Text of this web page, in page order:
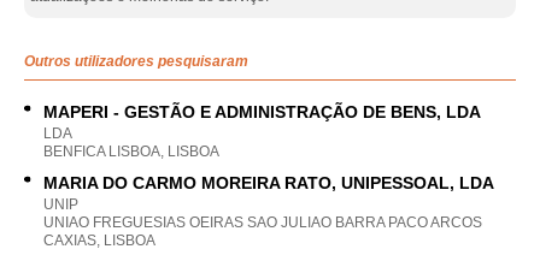
Outros utilizadores pesquisaram
MAPERI - GESTÃO E ADMINISTRAÇÃO DE BENS, LDA
LDA
BENFICA LISBOA, LISBOA
MARIA DO CARMO MOREIRA RATO, UNIPESSOAL, LDA
UNIP
UNIAO FREGUESIAS OEIRAS SAO JULIAO BARRA PACO ARCOS
CAXIAS, LISBOA